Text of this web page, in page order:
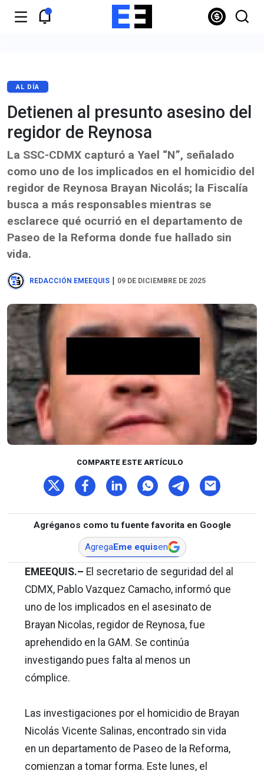
AL DÍA
Detienen al presunto asesino del
regidor de Reynosa
La SSC-CDMX capturó a Yael “N”, señalado
como uno de los implicados en el homicidio del
regidor de Reynosa Brayan Nicolás; la Fiscalía
busca a más responsables mientras se
esclarece qué ocurrió en el departamento de
Paseo de la Reforma donde fue hallado sin
vida.
REDACCIÓN EMEEQUIS | 09 DE DICIEMBRE DE 2025
COMPARTE ESTE ARTÍCULO
Agréganos como tu fuente favorita en Google
AgregaEme equisen
EMEEQUIS.– El secretario de seguridad del al
CDMX, Pablo Vazquez Camacho, informó que
uno de los implicados en el asesinato de
Brayan Nicolas, regidor de Reynosa, fue
aprehendido en la GAM. Se continúa
investigando pues falta al menos un
cómplice.
Las investigaciones por el homicidio de Brayan
Nicolás Vicente Salinas, encontrado sin vida
en un departamento de Paseo de la Reforma,
comienzan a tomar forma. Este lunes, el